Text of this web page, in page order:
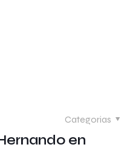
Categorias
en